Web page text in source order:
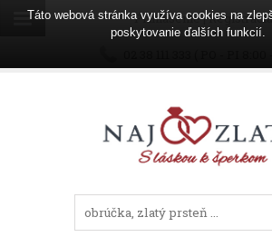
Prihlásenie|Registrácia
02 38 111 333 ( PO - PI
Táto webová stránka využíva cookies na
poskytovanie ďalších funkcií.